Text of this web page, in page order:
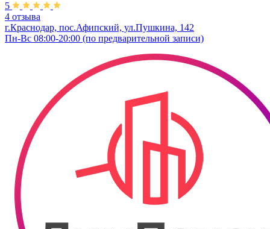
5
4 отзыва
г.Краснодар, пос.Афипский, ул.Пушкина, 142
Пн-Вс 08:00-20:00 (по предварительной записи)